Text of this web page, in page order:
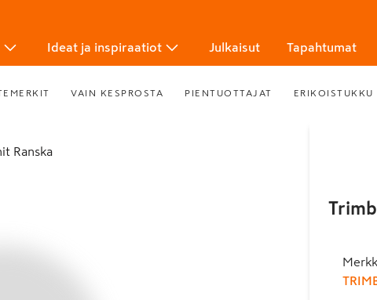
Ideat ja inspiraatiot Julkaisut Tapahtumat
VAIN KESPROSTA PIENTUOTTAJAT ERIKOISTUKKU
Ranska